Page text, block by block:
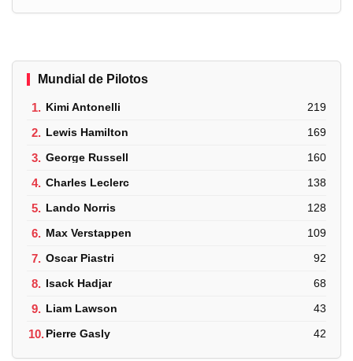
Mundial de Pilotos
1. Kimi Antonelli 219
2. Lewis Hamilton 169
3. George Russell 160
4. Charles Leclerc 138
5. Lando Norris 128
6. Max Verstappen 109
7. Oscar Piastri 92
8. Isack Hadjar 68
9. Liam Lawson 43
10.Pierre Gasly 42